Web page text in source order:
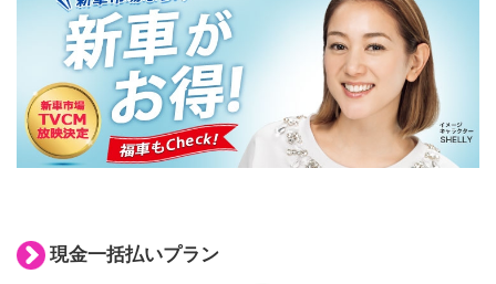
現金一括払いプラン